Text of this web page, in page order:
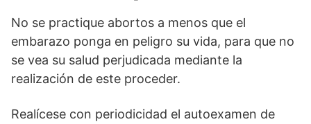
No se practique abortos a menos que el
embarazo ponga en peligro su vida, para que no
se vea su salud perjudicada mediante la
realización de este proceder.
Realícese con periodicidad el autoexamen de